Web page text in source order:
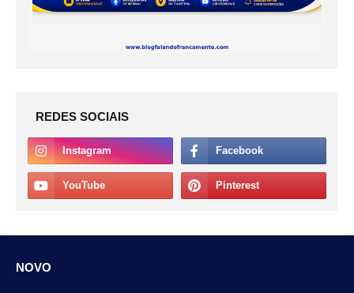
REDES SOCIAIS
NOVO